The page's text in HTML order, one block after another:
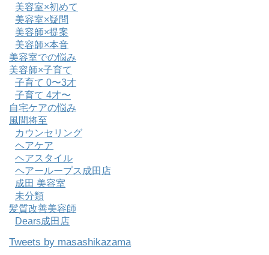
美容室×初めて
美容室×疑問
美容師×提案
美容師×本音
美容室での悩み
美容師×子育て
子育て 0〜3才
子育て 4才〜
自宅ケアの悩み
風間将至
カウンセリング
ヘアケア
ヘアスタイル
ヘアーループス成田店
成田 美容室
未分類
髪質改善美容師
Dears成田店
Tweets by masashikazama